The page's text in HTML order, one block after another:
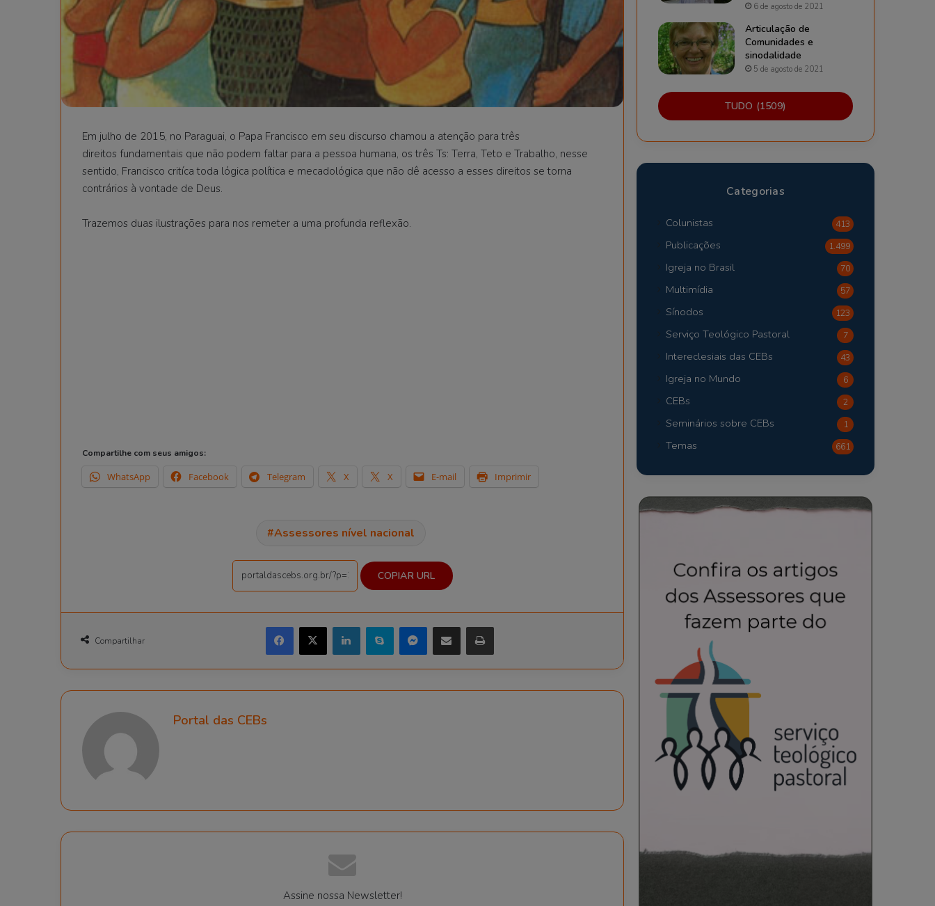
Em julho de 2015, no Paraguai, o Papa Francisco em seu discurso chamou a atenção para três
direitos fundamentais que não podem faltar para a pessoa humana, os três Ts: Terra, Teto e Trabalho, nesse
sentido, Francisco critíca toda lógica política e mecadológica que não dê acesso a esses direitos se torna
contrários à vontade de Deus.
Trazemos duas ilustrações para nos remeter a uma profunda reflexão.
Compartilhe com seus amigos:
WhatsApp Facebook Telegram X X E-mail Imprimir
Assessores nível nacional
COPIAR URL
Compartilhar
Facebook X Linkedin Skype Messenger Compartilhar via e-mail Imprimir
Portal das CEBs
Assine nossa Newsletter!
6 de agosto de 2021
Articulação de
Comunidades e
sinodalidade
5 de agosto de 2021
TUDO (1509)
Categorias
Colunistas 413
Publicações 1.499
Igreja no Brasil 70
Multimídia 57
Sínodos 123
Serviço Teológico Pastoral 7
Intereclesiais das CEBs 43
Igreja no Mundo 6
CEBs 2
Seminários sobre CEBs 1
Temas 661